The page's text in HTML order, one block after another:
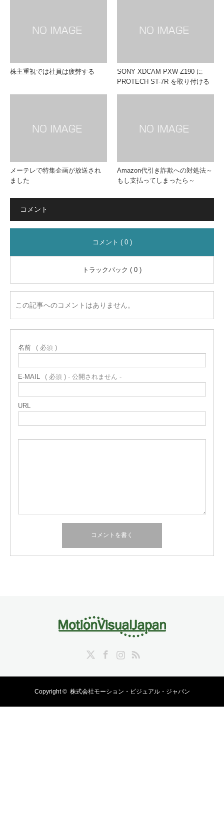
株主重視では社員は疲弊する
SONY XDCAM PXW-Z190 に
PROTECH ST-7R を取り付ける
メーテレで特集企画が放送され
ました
Amazon代引き詐欺への対処法～
もし支払ってしまったら～
コメント
コメント ( 0 )
トラックバック ( 0 )
この記事へのコメントはありません。
名前 ( 必須 )
E-MAIL ( 必須 ) - 公開されません -
URL
RSS
Copyright © 株式会社モーション・ビジュアル・ジャパン